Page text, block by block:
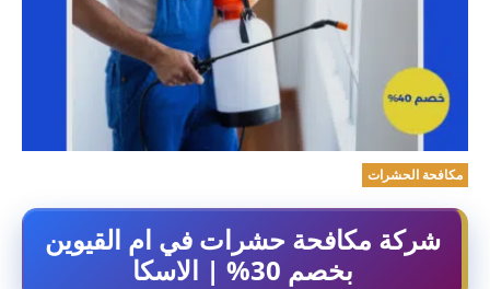
مكافحة الحشرات
شركة مكافحة حشرات في ام القيوين
بخصم 30% | الاسكا